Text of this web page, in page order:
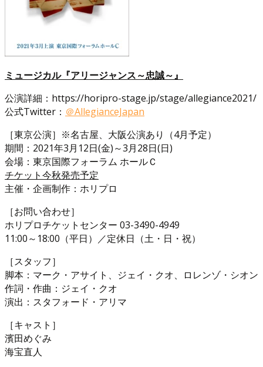
ミュージカル『アリージャンス～忠誠～』
公演詳細：https://horipro-stage.jp/stage/allegiance2021/
公式Twitter： ＠AllegianceJapan
［東京公演］※名古屋、大阪公演あり（4月予定）
期間：2021年3月12日(金)～3月28日(日)
会場：東京国際フォーラム ホールＣ
チケット今秋発売予定
主催・企画制作：ホリプロ
［お問い合わせ］
ホリプロチケットセンター 03-3490-4949
11:00～18:00（平日）／定休日（土・日・祝）
［スタッフ］
脚本：マーク・アサイト、ジェイ・クオ、ロレンゾ・シオン
作詞・作曲：ジェイ・クオ
演出：スタフォード・アリマ
［キャスト］
濱田めぐみ
海宝直人